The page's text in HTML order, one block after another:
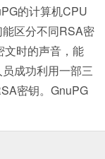
的计算机CPU
区分不同RSA密
文时的声音，能
成功利用一部三
密钥。GnuPG